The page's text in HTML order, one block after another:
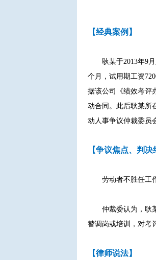
【经典案例】
耿某于2013年9
个月，试用期工资
据该公司《绩效考评
动合同。此后耿某所
动人事争议仲裁委员
【争议焦点、判决
劳动者不胜任工
仲裁委认为，耿
替调岗或培训，对考
【律师说法】